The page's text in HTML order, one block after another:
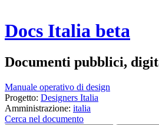
Docs Italia beta
Documenti pubblici,
Manuale operativo di design
Progetto: Designers Italia
Amministrazione: italia
Cerca nel documento